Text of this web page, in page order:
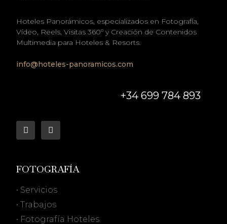
Hoteles Panorámicos, especializados en Fotografía,
Vídeo, Reels, Visitas 360º y Creación de Contenidos
Multimedia para Hoteles & Resorts.
info@hoteles-panoramicos.com
+34 699 784 893
FOTOGRAFÍA
• Servicios
• Trabajos
• Fotografía Hoteles